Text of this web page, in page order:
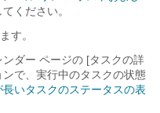
ください。
す。
ダー ページの [タスクの詳
で、実行中のタスクの状態
長いタスクのステータスの表